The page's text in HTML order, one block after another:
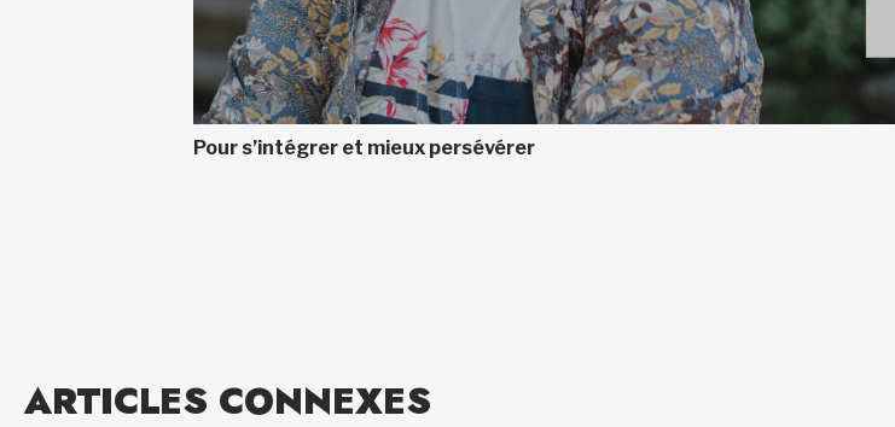
Pour s’intégrer et mieux persévérer
ARTICLES CONNEXES